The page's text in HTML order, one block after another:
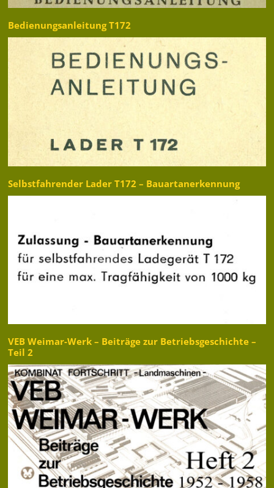
Bedienungsanleitung T172
Selbstfahrender Lader T172 – Bauartanerkennung
VEB Weimar-Werk – Beiträge zur Betriebsgeschichte –
Teil 2